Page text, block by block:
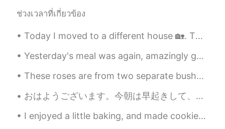
そう〜〜
EN JPCNKR
@Miki DMKFL 訂正をありがとう！
yupenmome 2020.09.07 05:04
English, so it help me study English.
ช่วงเวลาที่เกี่ยวข้อง
Today I moved to a different house 🏡. Then I went to fill my car 🚙 with gas and I left both my ca...
Yesterday's meal was again, amazingly good. I strongly believe that eating well definitely will h...
These roses are from two separate bushes. 🌸 I was surprised to see how different in size and col...
おはようございます。今朝は早起きして、家で2時間くらい運動をして、これかzoomで会議をします。💕日本語は複雑ですね。漢字、平仮名、カタカナ、区読み、音読み、敬語など、独学している私にとてはとて...
I enjoyed a little baking, and made cookies! They are called thumbprint cookies, and are a type o...